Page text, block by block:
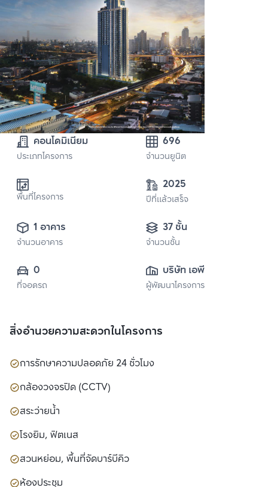
คอนโดมิเนียม
ประเภทโครงการ
696
จำนวนยูนิต
พื้นที่โครงการ
2025
ปีที่แล้วเสร็จ
1 อาคาร
จำนวนอาคาร
37 ชั้น
จำนวนชั้น
0
ที่จอดรถ
บริษัท เอพี เอ็มอี 18
จำกัด
ผู้พัฒนาโครงการ
สิ่งอำนวยความสะดวกในโครงการ
การรักษาความปลอดภัย 24 ชั่วโมง
กล้องวงจรปิด (CCTV)
สระว่ายน้ำ
โรงยิม, ฟิตเนส
สวนหย่อม, พื้นที่จัดบาร์บีคิว
ห้องประชุม